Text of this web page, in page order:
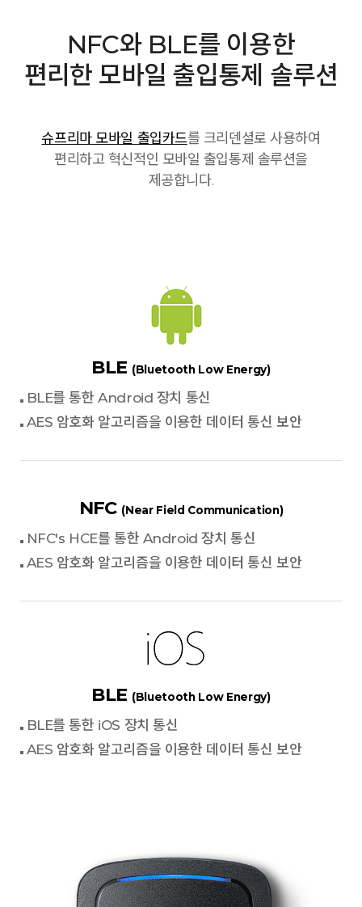
NFC와 BLE를 이용한
편리한 모바일 출입통제 솔루션
슈프리마 모바일 출입카드를 크리덴셜로 사용하여
편리하고 혁신적인 모바일 출입통제 솔루션을
제공합니다.
BLE (Bluetooth Low Energy)
BLE를 통한 Android 장치 통신
AES 암호화 알고리즘을 이용한 데이터 통신 보안
NFC (Near Field Communication)
NFC's HCE를 통한 Android 장치 통신
AES 암호화 알고리즘을 이용한 데이터 통신 보안
BLE (Bluetooth Low Energy)
BLE를 통한 iOS 장치 통신
AES 암호화 알고리즘을 이용한 데이터 통신 보안